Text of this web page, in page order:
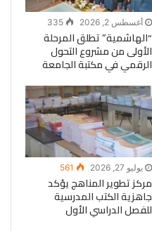
أغسطس 2, 2026 335
“الهاشمية” تطلق المرحلة
الأولى من مشروع التحول
الرقمي في مكتبة الجامعة
يوليو 27, 2026 561
مركز تطوير المناهج يؤكد
جاهزية الكتب المدرسية
للفصل الدراسي الأول